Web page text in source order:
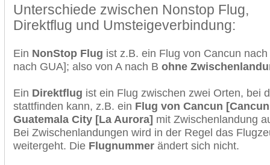
Unterschiede zwischen Nonstop Flug,
Direktflug und Umsteigeverbindung:
Ein NonStop Flug ist z.B. ein Flug von Cancun
nach GUA]; also von A nach B ohne
Ein Direktflug ist ein Flug zwischen zwei Orten, bei
stattfinden kann, z.B. ein Flug von Cancun
Guatemala City [La Aurora] mit Zwischenlandung
Bei Zwischenlandungen wird in der Regel das
weitergeht. Die Flugnummer ändert sich nicht.